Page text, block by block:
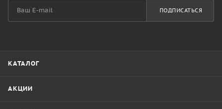
ПОДПИСАТЬСЯ
КАТАЛОГ
АКЦИИ